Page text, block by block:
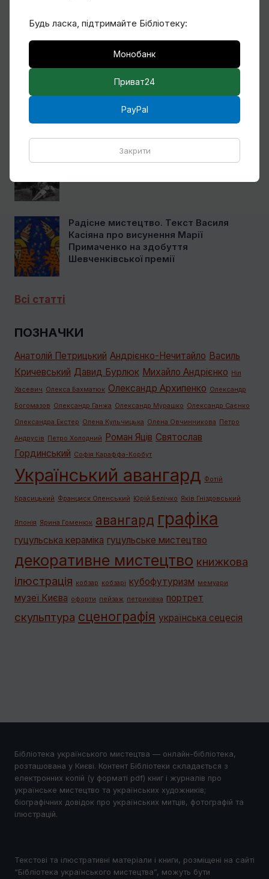
художник?
Спогади Марії Котляревської про
Михайла Сапожникова
Кілька слів про дружин і дітей Михайла
Радісне мистецтво. Текст Василя
Касіяна про висунення Марії
Примаченко на здобуття
Шевченківської премії
Всі статті
ПОЗНАЧКИ
Анатолій Петрицький Андрієнко-Нечитайло Василь
Кричевський Давид Бурлюк Михайло Андрієнко Ніл
Хасевич Олекса Бахматюк Олександр Архипенко Олександр
Богомазов Олександр Ганжа Олександр Мурашко Олександр Саєнко
Олександра Екстер Олена Кульчицька Олена Овчинникова Петро
Андрусів Петро Холодний Роман Яців Святослав
Гординський Софія Караффа-Корбут
Український авангард Фотій
Красицький Франциск Оленський Юрій Белічко Яків Гніздовський
Японія Ярина Гоменюк авангард графiка
гуцульська кераміка гуцульське мистецтво
декоративне мистецтво книжкова
ілюстрація кобзар кобзарі кубофутуризм мемуари
музеї Києва офорти пейзаж петриківка портрет
скульптура сценографія українська сецесія
Бібліотека українського мистецтва — онлайн-бібліотека,
розташована у Києві. Контент Бібліотеки складається з
електронних копій (у форматі pdf) книг і журналів про
українське мистецтво та українських художників;
біографічних довідок про українських митців, фотографій та
ілюстрацій.
Текстові та ілюстративні матеріали і книги, розміщені на сайті
“Бібліотека українського мистецтва”, можуть бути
Будь ласка, підтримайте Бібліотеку:
Монобанк
Приват24
PayPal
Закрити